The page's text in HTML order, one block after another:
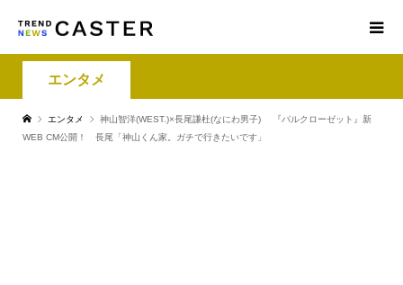
エンタメ
エンタメ
神山智洋(WEST.)×長尾謙杜(なにわ男子) 『パルクローゼット』新
WEB CM公開！ 長尾「神山くん家。ガチで行きたいです」